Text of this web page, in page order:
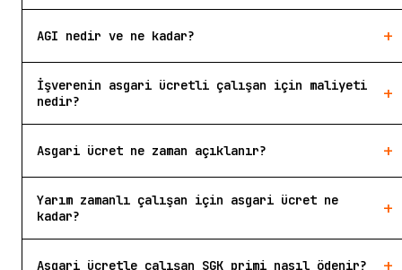
AGI nedir ve ne kadar? +
İşverenin asgari ücretli çalışan için maliyeti
nedir?
+
Asgari ücret ne zaman açıklanır? +
Yarım zamanlı çalışan için asgari ücret ne
kadar?
+
Asgari ücretle çalışan SGK primi nasıl ödenir?